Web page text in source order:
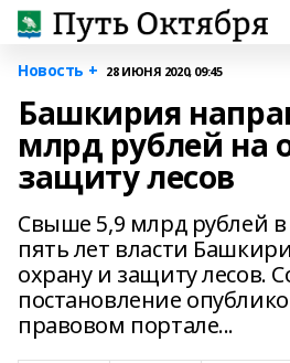
Новость + 28 ИЮНЯ 2020, 09:45
Башкирия
млрд рублей на
защиту лесов
Свыше 5,9 млрд рублей
пять лет власти
охрану и защиту лесов.
постановление
правовом портале...